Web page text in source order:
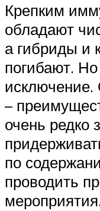
Крепким
обладают
а гибриды и
погибают.
–
очень редко
по
проводить